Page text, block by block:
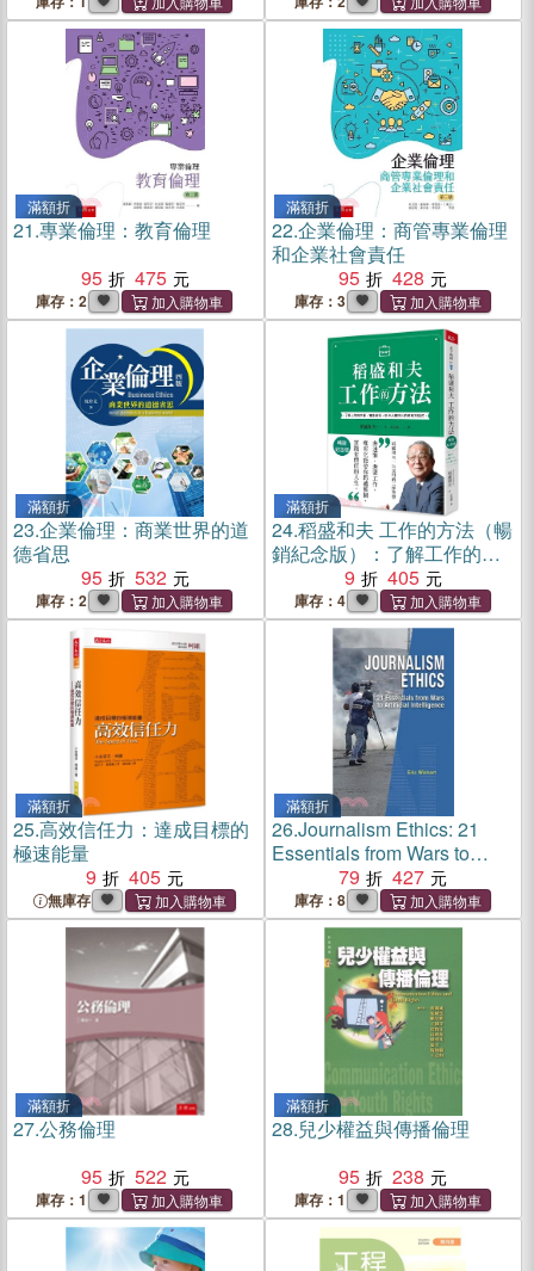
滿額折
21.專業倫理：教育倫理
95
475
庫存：2
滿額折
22.企業倫理：商管專業倫理
和企業社會責任
95
428
庫存：3
滿額折
23.企業倫理：商業世界的道
德省思
95
532
庫存：2
滿額折
24.稻盛和夫 工作的方法（暢
銷紀念版）：了解工作的本
質，實踐自我，從平凡變非
凡的成長方程式
9 405
庫存：4
滿額折
25.高效信任力：達成目標的
極速能量
9
405
無庫存
滿額折
26.Journalism Ethics: 21
Essentials from Wars to
Artificial Intelligence
79 427
庫存：8
滿額折
27.公務倫理
95
522
庫存：1
滿額折
28.兒少權益與傳播倫理
95
238
庫存：1